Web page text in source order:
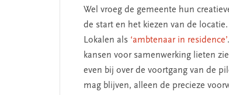
Wel vroeg de gemeente hun
de start en het kiezen van de
Lokalen als ‘ambtenaar in residence’
kansen voor samenwerking lieten
even bij over de voortgang van de
mag blijven, alleen de precieze